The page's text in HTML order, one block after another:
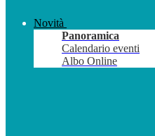
Novità
Panoramica
Calendario eventi
Albo Online